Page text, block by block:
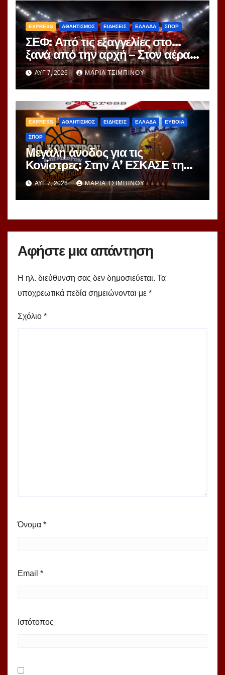
EXPRESS ΑΘΛΗΤΙΣΜΟΣ ΕΙΔΗΣΕΙΣ ΕΛΛΑΔΑ ΣΠΟΡ
ΣΕΦ: Από τις εξαγγελίες στο…
ξανά από την αρχή – Στον αέρα
ο διαγωνισμός των 24,8 εκατ.
ΑΥΓ 7, 2026 ΜΑΡΊΑ ΤΣΙΜΠΙΝΟΎ
EXPRESS ΑΘΛΗΤΙΣΜΟΣ ΕΙΔΗΣΕΙΣ ΕΛΛΑΔΑ ΕΥΒΟΙΑ
ΣΠΟΡ
Μεγάλη άνοδος για τις
Κονίστρες: Στην Α’ ΕΣΚΑΣΕ τη
νέα σεζόν – Αυτές είναι οι 12
ομάδες!
ΑΥΓ 7, 2026 ΜΑΡΊΑ ΤΣΙΜΠΙΝΟΎ
Αφήστε μια απάντηση
Η ηλ. διεύθυνση σας δεν δημοσιεύεται. Τα
υποχρεωτικά πεδία σημειώνονται με *
Σχόλιο *
Όνομα *
Email *
Ιστότοπος